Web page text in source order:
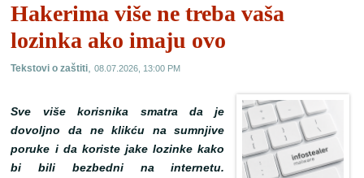
Hakerima više ne treba vaša
lozinka ako imaju ovo
Tekstovi o zaštiti,08.07.2026, 13:00 PM
Sve više korisnika smatra da je
dovoljno da ne klikću na sumnjive
poruke i da koriste jake lozinke kako
bi bili bezbedni na internetu.